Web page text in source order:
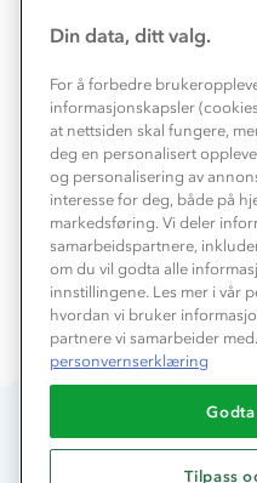
Kundeklubb
Våre butikker
Bedrift,
Presse
Din data, ditt valg.
For å forbedre
informasjonskapsler
at nettsiden skal fungere,
deg en personalisert
og personalisering av
interesse for deg, både på
markedsføring. Vi deler
samarbeidspartnere,
om du vil godta alle
innstillingene. Les mer i vår
hvordan vi bruker
partnere vi samarbeider med.
personvernserklæring
Tilpass